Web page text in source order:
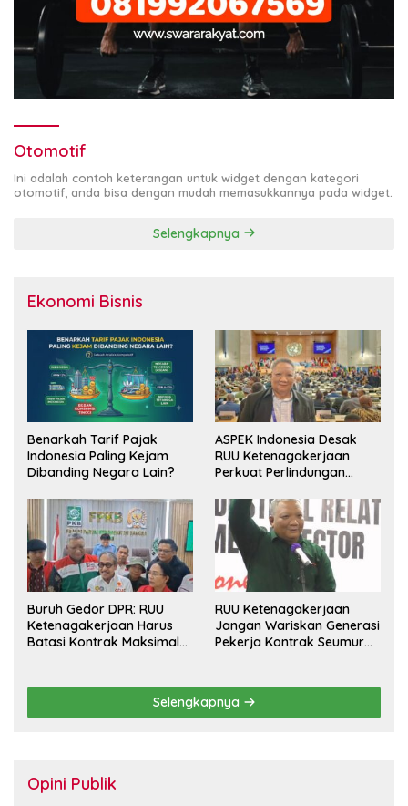
Otomotif
Ini adalah contoh keterangan untuk widget dengan kategori
otomotif, anda bisa dengan mudah memasukkannya pada widget.
Selengkapnya
Ekonomi Bisnis
Benarkah Tarif Pajak
Indonesia Paling Kejam
Dibanding Negara Lain?
ASPEK Indonesia Desak
RUU Ketenagakerjaan
Perkuat Perlindungan
Pesangon
Buruh Gedor DPR: RUU
Ketenagakerjaan Harus
Batasi Kontrak Maksimal
RUU Ketenagakerjaan
Jangan Wariskan Generasi
Pekerja Kontrak Seumur
Selengkapnya
Opini Publik